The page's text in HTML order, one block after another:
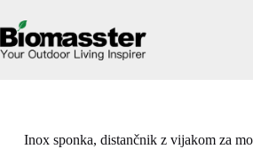
Inox sponka, distančnik z vijakom za